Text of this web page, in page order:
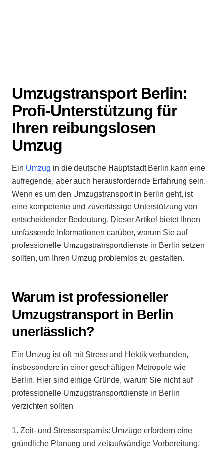
Umzugstransport Berlin:
Profi-Unterstützung für
Ihren reibungslosen
Umzug
Ein Umzug in die deutsche Hauptstadt Berlin kann eine
aufregende, aber auch herausfordernde Erfahrung sein.
Wenn es um den Umzugstransport in Berlin geht, ist
eine kompetente und zuverlässige Unterstützung von
entscheidender Bedeutung. Dieser Artikel bietet Ihnen
umfassende Informationen darüber, warum Sie auf
professionelle Umzugstransportdienste in Berlin setzen
sollten, um Ihren Umzug problemlos zu gestalten.
Warum ist professioneller
Umzugstransport in Berlin
unerlässlich?
Ein Umzug ist oft mit Stress und Hektik verbunden,
insbesondere in einer geschäftigen Metropole wie
Berlin. Hier sind einige Gründe, warum Sie nicht auf
professionelle Umzugstransportdienste in Berlin
verzichten sollten:
1.⁠ ⁠Zeit- und Stressersparnis: Umzüge erfordern eine
gründliche Planung und zeitaufwändige Vorbereitung.